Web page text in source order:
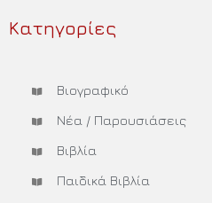
Κατηγορίες
Βιογραφικό
Νέα / Παρουσιάσεις
Βιβλία
Παιδικά Βιβλία